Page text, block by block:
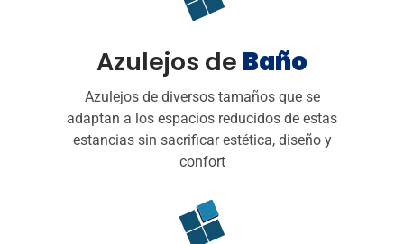
Azulejos de Baño
Azulejos de diversos tamaños que se
adaptan a los espacios reducidos de estas
estancias sin sacrificar estética, diseño y
confort